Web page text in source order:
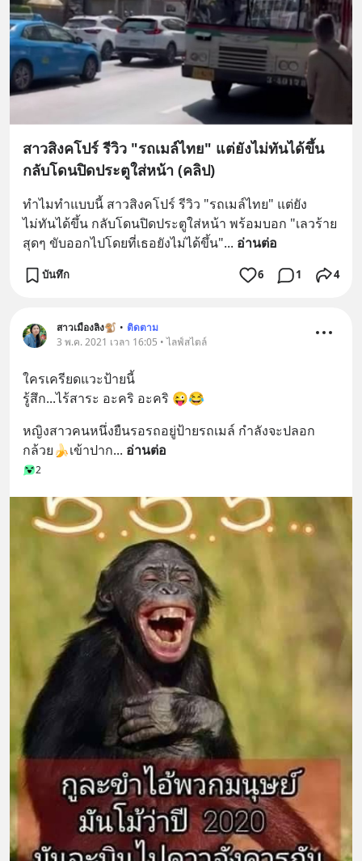
สาวสิงคโปร์ รีวิว "รถเมล์ไทย" แต่ยังไม่ทันได้ขึ้น
กลับโดนปิดประตูใส่หน้า (คลิป)
ทำไมทำแบบนี้ สาวสิงคโปร์ รีวิว "รถเมล์ไทย" แต่ยัง
ไม่ทันได้ขึ้น กลับโดนปิดประตูใส่หน้า พร้อมบอก "เลวร้าย
สุดๆ ขับออกไปโดยที่เธอยังไม่ได้ขึ้น"... อ่านต่อ
บันทึก 6 1 4
สาวเมืองลิง🐒 • ติดตาม
3 พ.ค. 2021 เวลา 16:05 • ไลฟ์สไตล์
ใครเครียดแวะป้ายนี้
รู้สึก...ไร้สาระ อะคริ อะคริ 😜😂
หญิงสาวคนหนึ่งยืนรอรถอยู่ป้ายรถเมล์ กำลังจะปลอก
กล้วย🍌เข้าปาก... อ่านต่อ
2